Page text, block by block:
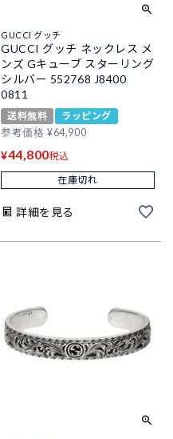
GUCCI グッチ
GUCCI グッチ ネックレス メ
ンズ Gキューブ スターリング
シルバー 552768 J8400
0811
送料無料
ラッピング
参考価格 ¥64,900
¥44,800税込
在庫切れ
詳細を見る